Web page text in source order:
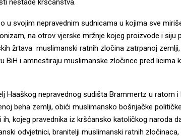
u svojim nepravednim sudnicama u kojima sve
na otrov vjerske mržnje kojeg proizvode i siju
žrtava muslimanski ratnih zločina zatrpanoj
BiH i amnestiraju muslimanske zločince pred licima
Haaškog nepravednog sudišta Brammertz u ratom i
beha zemlji, obići muslimansko bošnjačke
kojeg pravednika iz kršćansko katoličkog naroda
odvjetnici, branitelji muslimanski ratnih zločinaca,